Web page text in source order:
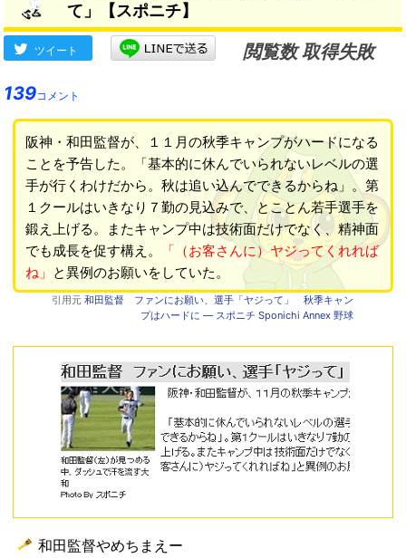
て」【スポニチ】
ツイート
閲覧数 取得失敗
139コメント
阪神・和田監督が、１１月の秋季キャンプがハードになる
ことを予告した。「基本的に休んでいられないレベルの選
手が行くわけだから。秋は追い込んでできるからね」。第
１クールはいきなり７勤の見込みで、とことん若手選手を
鍛え上げる。またキャンプ中は技術面だけでなく、精神面
でも成長を促す構え。
「（お客さんに）ヤジってくれれば
ね」 と異例のお願いをしていた。
引用元 和田監督 ファンにお願い、選手「ヤジって」 秋季キャン
プはハードに ― スポニチ Sponichi Annex 野球
和田監督やめちまえー